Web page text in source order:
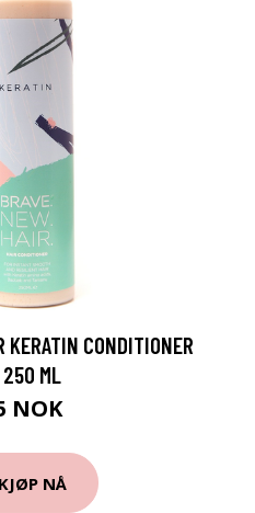
KERATIN CONDITIONER
250 ML
NOK
KJØP NÅ